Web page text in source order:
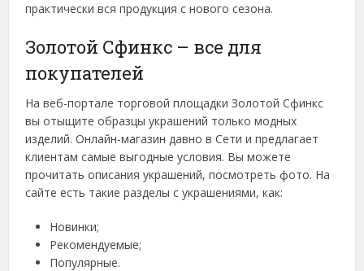
практически вся продукция с нового сезона.
Золотой Сфинкс – все для
покупателей
На веб-портале торговой площадки Золотой Сфинкс
вы отыщите образцы украшений только модных
изделий. Онлайн-магазин давно в Сети и предлагает
клиентам самые выгодные условия. Вы можете
прочитать описания украшений, посмотреть фото. На
сайте есть такие разделы с украшениями, как:
Новинки;
Рекомендуемые;
Популярные.